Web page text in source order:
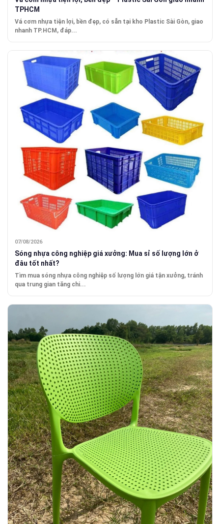
TPHCM
Vá cơm nhựa tiện lợi, bền đẹp, có sẵn tại kho Plastic Sài Gòn, giao
nhanh TP.HCM, đáp...
07/08/2026
Sóng nhựa công nghiệp giá xưởng: Mua sỉ số lượng lớn ở
đâu tốt nhất?
Tìm mua sóng nhựa công nghiệp số lượng lớn giá tận xưởng, tránh
qua trung gian tăng chi...